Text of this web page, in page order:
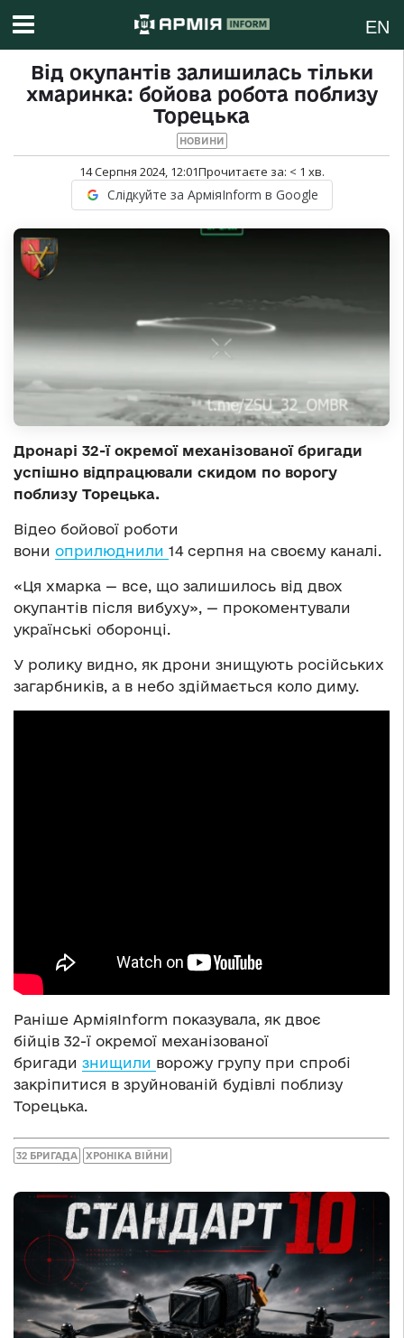
EN
Від окупантів залишилась тільки
хмаринка: бойова робота поблизу
Торецька
НОВИНИ
14 Серпня 2024, 12:01Прочитаєте за: < 1 хв.
Слідкуйте за АрміяInform в Google
Дронарі 32-ї окремої механізованої бригади
успішно відпрацювали скидом по ворогу
поблизу Торецька.
Відео бойової роботи
вони оприлюднили 14 серпня на своєму каналі.
«Ця хмарка — все, що залишилось від двох
окупантів після вибуху», — прокоментували
українські оборонці.
У ролику видно, як дрони знищують російських
загарбників, а в небо здіймається коло диму.
Раніше АрміяInform показувала, як двоє
бійців 32-ї окремої механізованої
бригади знищили ворожу групу при спробі
закріпитися в зруйнованій будівлі поблизу
Торецька.
32 БРИГАДА ХРОНІКА ВІЙНИ